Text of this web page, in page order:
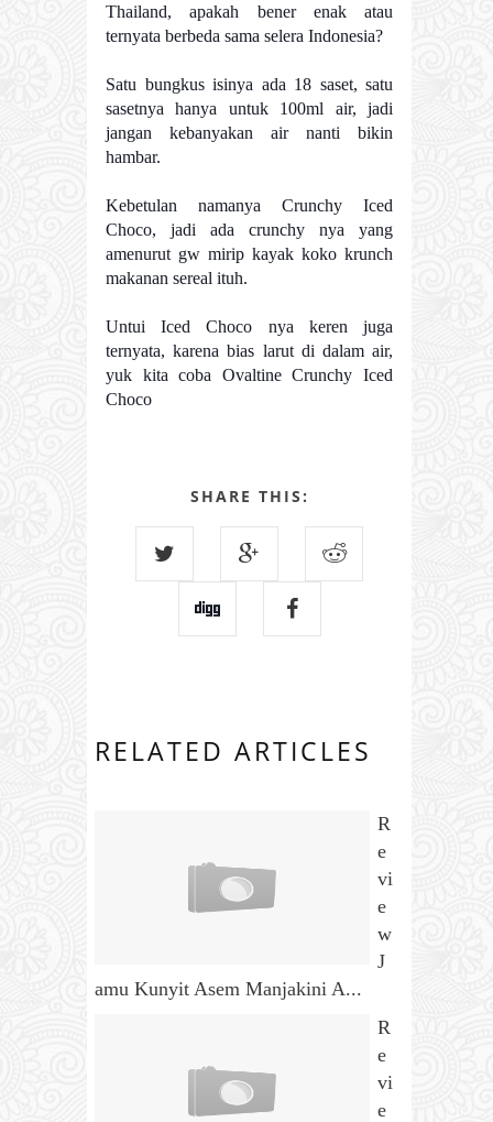
Thailand, apakah bener enak atau
ternyata berbeda sama selera Indonesia?
Satu bungkus isinya ada 18 saset, satu
sasetnya hanya untuk 100ml air, jadi
jangan kebanyakan air nanti bikin
hambar.
Kebetulan namanya Crunchy Iced
Choco, jadi ada crunchy nya yang
amenurut gw mirip kayak koko krunch
makanan sereal ituh.
Untui Iced Choco nya keren juga
ternyata, karena bias larut di dalam air,
yuk kita coba Ovaltine Crunchy Iced
Choco
SHARE THIS:
RELATED ARTICLES
R
e
vi
e
w
J
amu Kunyit Asem Manjakini A...
R
e
vi
e